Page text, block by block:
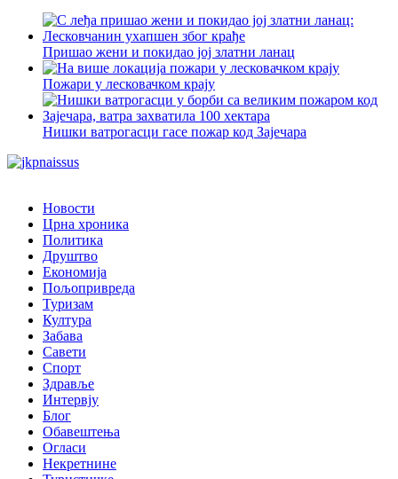
Пришао жени и покидао јој златни ланац
Пожари у лесковачком крају
Нишки ватрогасци гасе пожар код Зајечара
Новости
Црна хроника
Политика
Друштво
Економија
Пољопривреда
Туризам
Култура
Забава
Савети
Спорт
Здравље
Интервју
Блог
Обавештења
Огласи
Некретнине